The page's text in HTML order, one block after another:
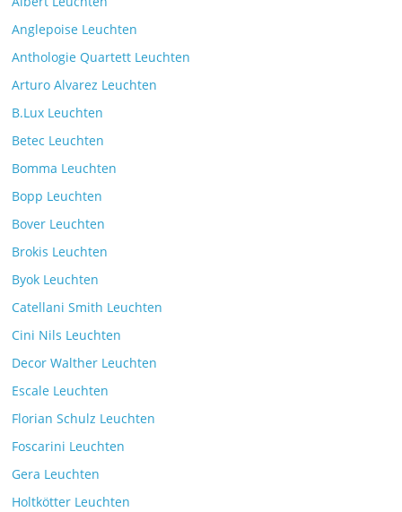
7. Juli 2025
Herstellers Brokis
26. Juli 2025
Anglepoise Leuchten
Anthologie Quartett Leuchten
Arturo Alvarez Leuchten
B.Lux Leuchten
Betec Leuchten
Bomma Leuchten
Bopp Leuchten
Bover Leuchten
Brokis Leuchten
Byok Leuchten
Catellani Smith Leuchten
Cini Nils Leuchten
Decor Walther Leuchten
Escale Leuchten
Florian Schulz Leuchten
Foscarini Leuchten
Gera Leuchten
Holtkötter Leuchten